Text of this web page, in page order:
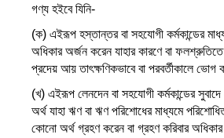
গণ্য হইবে যিনি-
(ক) এইরূপ হস্তান্তর বা সহযোগী কর্মকান্ডের
অধিকার অর্জন করেন যাহার কারণে বা
প্রদেয় আয় তাৎক্ষণিকভাবে বা পরবর্তীকালে ভোগ
(খ) এইরূপ লেনদেন বা সহযোগী কর্মকান্ডের
অর্থ যাহা ঋণ বা ঋণ পরিশোধের মাধ্যমে
কোনো অর্থ গ্রহণ করেন বা গ্রহণ করিবার